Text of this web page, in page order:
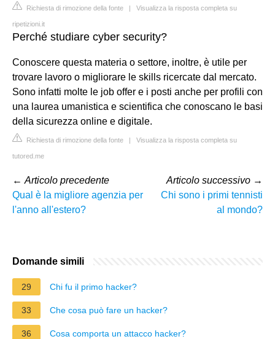
Richiesta di rimozione della fonte | Visualizza la risposta completa su
ripetizioni.it
Perché studiare cyber security?
Conoscere questa materia o settore, inoltre, è utile per
trovare lavoro o migliorare le skills ricercate dal mercato.
Sono infatti molte le job offer e i posti anche per profili con
una laurea umanistica e scientifica che conoscano le basi
della sicurezza online e digitale.
Richiesta di rimozione della fonte | Visualizza la risposta completa su
tutored.me
← Articolo precedente
Qual è la migliore agenzia per
l'anno all'estero?
Articolo successivo →
Chi sono i primi tennisti
al mondo?
Domande simili
29 Chi fu il primo hacker?
33 Che cosa può fare un hacker?
36 Cosa comporta un attacco hacker?